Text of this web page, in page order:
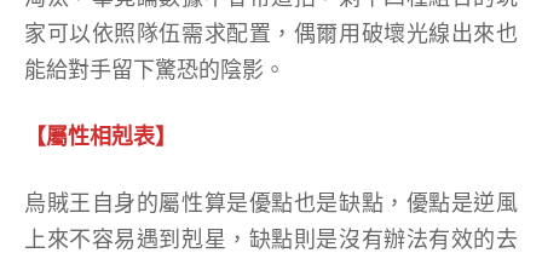
家可以依照隊伍需求配置，偶爾用破壞光線出來也
能給對手留下驚恐的陰影。
【屬性相剋表】
烏賊王自身的屬性算是優點也是缺點，優點是逆風
上來不容易遇到剋星，缺點則是沒有辦法有效的去